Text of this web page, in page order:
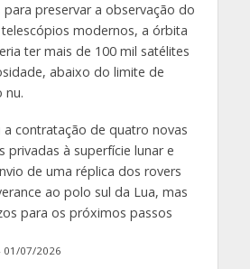
preservar a observação do
modernos, a órbita
ter mais de 100 mil satélites
abaixo do limite de
nu.
a contratação de quatro novas
privadas à superfície lunar e
de uma réplica dos rovers
ao polo sul da Lua, mas
para os próximos passos
01/07/2026